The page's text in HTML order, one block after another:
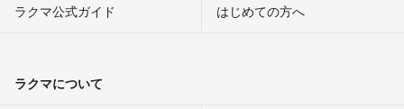
ラクマ公式ガイド はじめての方へ
ラクマについて